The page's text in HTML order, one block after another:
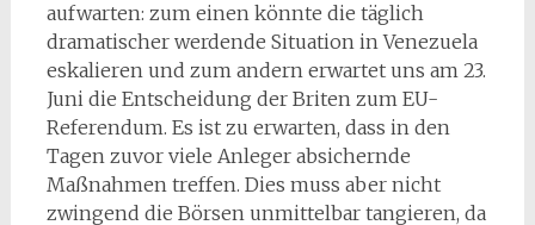
aufwarten: zum einen könnte die täglich
dramatischer werdende Situation in Venezuela
eskalieren und zum andern erwartet uns am 23.
Juni die Entscheidung der Briten zum EU-
Referendum. Es ist zu erwarten, dass in den
Tagen zuvor viele Anleger absichernde
Maßnahmen treffen. Dies muss aber nicht
zwingend die Börsen unmittelbar tangieren, da